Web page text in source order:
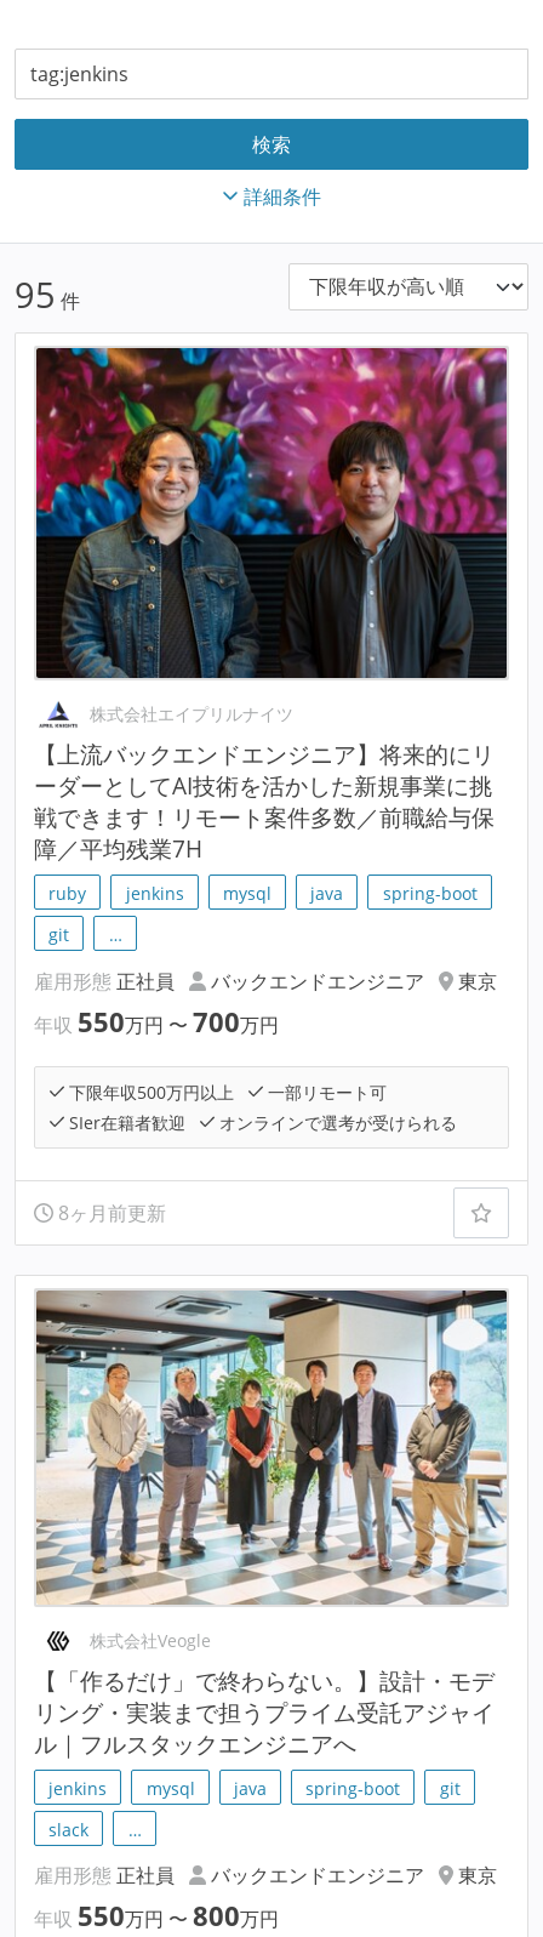
詳細条件
95 件
株式会社エイプリルナイツ
【上流バックエンドエンジニア】将来的にリ
ーダーとしてAI技術を活かした新規事業に挑
戦できます！リモート案件多数／前職給与保
障／平均残業7H
ruby jenkins mysql java
spring-boot
git
…
雇用形態 正社員 バックエンドエンジニア
東京
年収 550万円 〜 700万円
下限年収500万円以上
一部リモート可
SIer在籍者歓迎
オンラインで選考が受けられる
8ヶ月前更新
株式会社Veogle
【「作るだけ」で終わらない。】設計・モデ
リング・実装まで担うプライム受託アジャイ
ル｜フルスタックエンジニアへ
jenkins mysql java spring-boot
git
slack
…
雇用形態 正社員 バックエンドエンジニア
東京
年収 550万円 〜 800万円